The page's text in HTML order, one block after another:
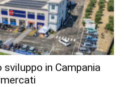
in Campania